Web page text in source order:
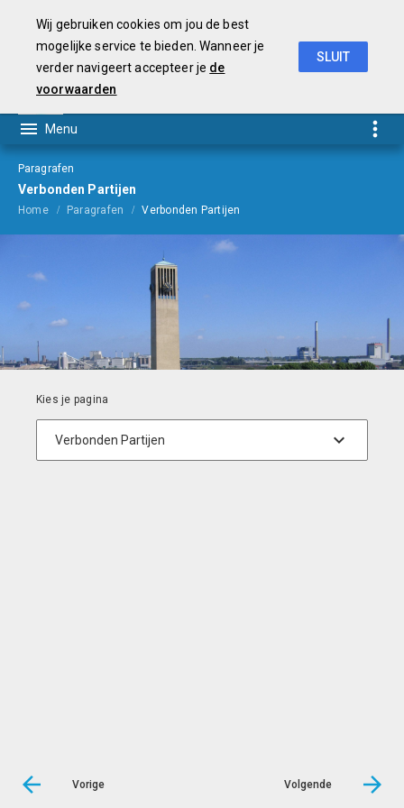
Paragrafen
Verbonden Partijen
Home Paragrafen Verbonden Partijen
Vorige Volgende
Wij gebruiken cookies om jou de best
mogelijke service te bieden. Wanneer je
verder navigeert accepteer je de
voorwaarden
SLUIT